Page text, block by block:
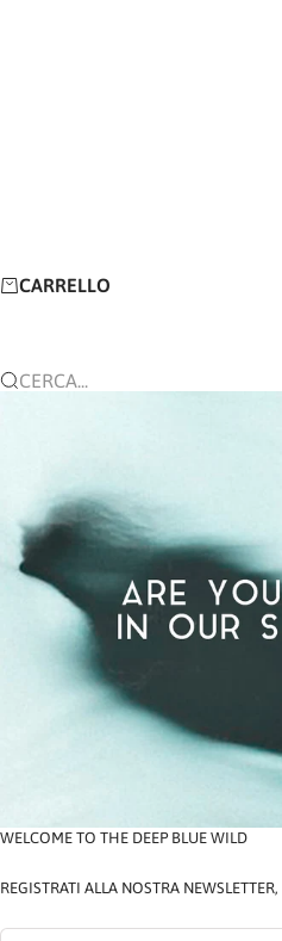
CARRELLO
CERCA...
WELCOME TO THE DEEP BLUE WILD
REGISTRATI ALLA NOSTRA